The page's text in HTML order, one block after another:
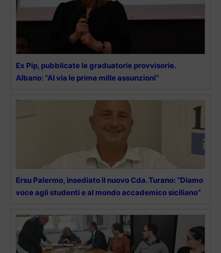
Ex Pip, pubblicate le graduatorie provvisorie.
Albano: “Al via le prime mille assunzioni”
Ersu Palermo, insediato il nuovo Cda. Turano: “Diamo
voce agli studenti e al mondo accademico siciliano”